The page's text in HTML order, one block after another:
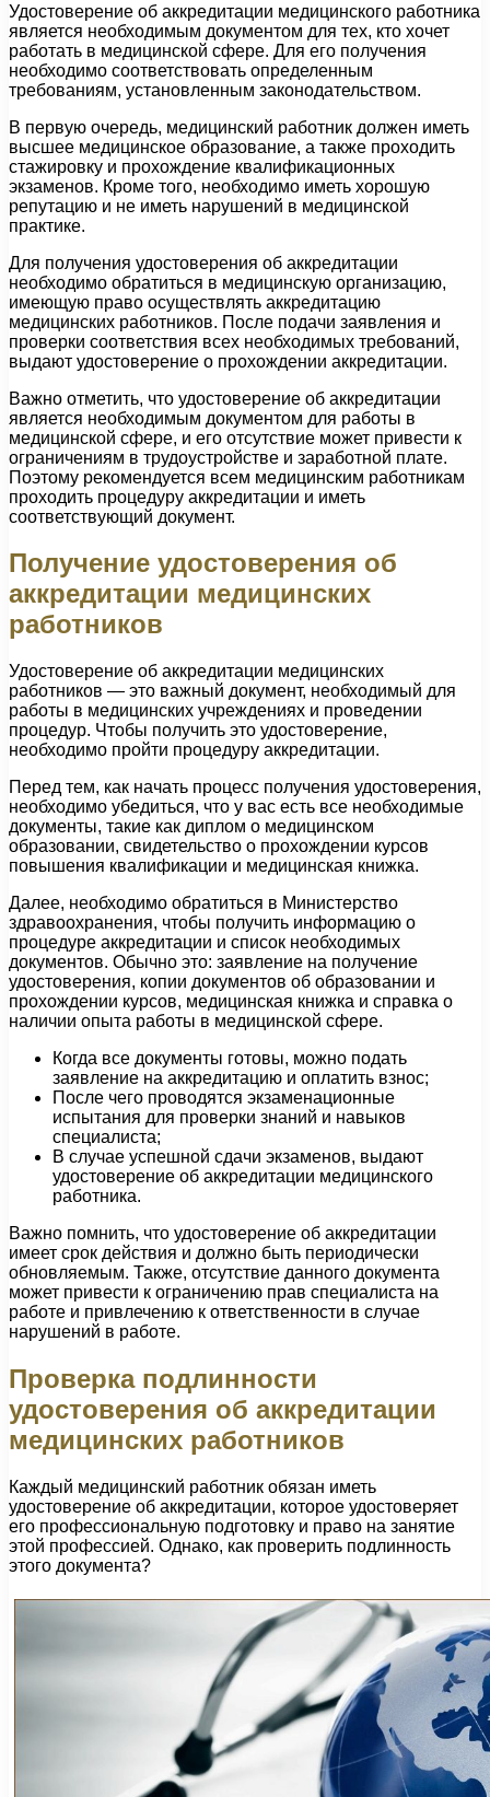
Удостоверение об аккредитации медицинского работника
является необходимым документом для тех, кто хочет
работать в медицинской сфере. Для его получения
необходимо соответствовать определенным
требованиям, установленным законодательством.
В первую очередь, медицинский работник должен иметь
высшее медицинское образование, а также проходить
стажировку и прохождение квалификационных
экзаменов. Кроме того, необходимо иметь хорошую
репутацию и не иметь нарушений в медицинской
практике.
Для получения удостоверения об аккредитации
необходимо обратиться в медицинскую организацию,
имеющую право осуществлять аккредитацию
медицинских работников. После подачи заявления и
проверки соответствия всех необходимых требований,
выдают удостоверение о прохождении аккредитации.
Важно отметить, что удостоверение об аккредитации
является необходимым документом для работы в
медицинской сфере, и его отсутствие может привести к
ограничениям в трудоустройстве и заработной плате.
Поэтому рекомендуется всем медицинским работникам
проходить процедуру аккредитации и иметь
соответствующий документ.
Получение удостоверения об
аккредитации медицинских
работников
Удостоверение об аккредитации медицинских
работников — это важный документ, необходимый для
работы в медицинских учреждениях и проведении
процедур. Чтобы получить это удостоверение,
необходимо пройти процедуру аккредитации.
Перед тем, как начать процесс получения удостоверения,
необходимо убедиться, что у вас есть все необходимые
документы, такие как диплом о медицинском
образовании, свидетельство о прохождении курсов
повышения квалификации и медицинская книжка.
Далее, необходимо обратиться в Министерство
здравоохранения, чтобы получить информацию о
процедуре аккредитации и список необходимых
документов. Обычно это: заявление на получение
удостоверения, копии документов об образовании и
прохождении курсов, медицинская книжка и справка о
наличии опыта работы в медицинской сфере.
Когда все документы готовы, можно подать
заявление на аккредитацию и оплатить взнос;
После чего проводятся экзаменационные
испытания для проверки знаний и навыков
специалиста;
В случае успешной сдачи экзаменов, выдают
удостоверение об аккредитации медицинского
работника.
Важно помнить, что удостоверение об аккредитации
имеет срок действия и должно быть периодически
обновляемым. Также, отсутствие данного документа
может привести к ограничению прав специалиста на
работе и привлечению к ответственности в случае
нарушений в работе.
Проверка подлинности
удостоверения об аккредитации
медицинских работников
Каждый медицинский работник обязан иметь
удостоверение об аккредитации, которое удостоверяет
его профессиональную подготовку и право на занятие
этой профессией. Однако, как проверить подлинность
этого документа?